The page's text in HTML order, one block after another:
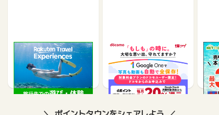
楽天トラベル観光体験
2.5%
爆アゲセレクション（ド
コモ｜Google One）
500
【
買取